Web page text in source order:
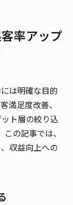
率アップ
は明確な目的
満足度改善、
ト層の絞り込
の記事では、
収益向上への